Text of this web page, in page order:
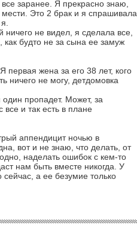
заранее. Я прекрасно знаю,
Это 2 брак и я спрашивала
не видел, я сделала все,
будто не за сына ее замуж
первая жена за его 38 лет, кого
ничего не могу, детдомовка
пропадет. Может, за
и так есть в плане
аппендицит ночью в
вот и не знаю, что делать, от
наделать ошибок с кем-то
нам быть вместе никогда. У
а ее безумие только